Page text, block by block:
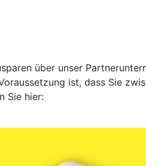
über unser
ist, dass Sie
Sie hier: